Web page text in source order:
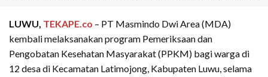
LUWU, TEKAPE.co – PT Masmindo Dwi Area (MDA)
kembali melaksanakan program Pemeriksaan dan
Pengobatan Kesehatan Masyarakat (PPKM) bagi warga di
12 desa di Kecamatan Latimojong, Kabupaten Luwu, selama